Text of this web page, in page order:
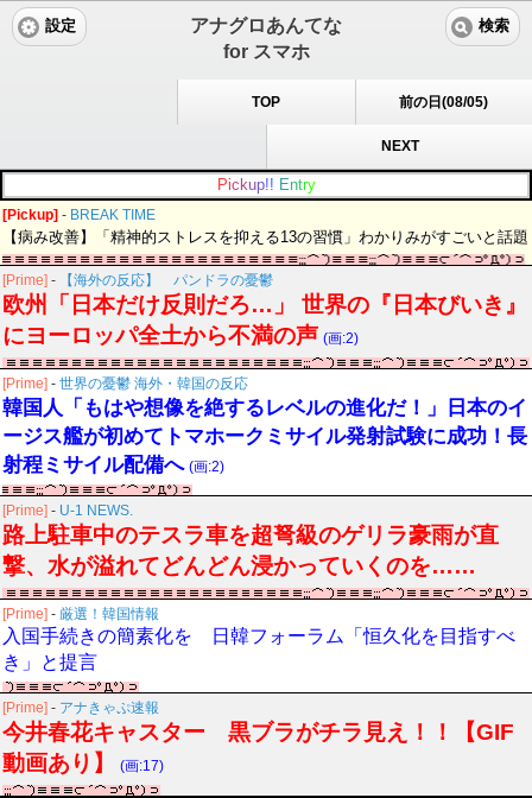
アナグロあんてな
for スマホ
設定 検索
TOP 前の日(08/05)
NEXT
Pic kup!! Entry
[Pickup] - BREAK TIME
【病み改善】「精神的ストレスを抑える13の習慣」わかりみがすごいと話題
[Prime] - 【海外の反応】 パンドラの憂鬱
欧州「日本だけ反則だろ…」 世界の『日本びいき』
にヨーロッパ全土から不満の声 (画:2)
[Prime] - 世界の憂鬱 海外・韓国の反応
韓国人「もはや想像を絶するレベルの進化だ！」日本のイ
ージス艦が初めてトマホークミサイル発射試験に成功！長
射程ミサイル配備へ (画:2)
[Prime] - U-1 NEWS.
路上駐車中のテスラ車を超弩級のゲリラ豪雨が直
撃、水が溢れてどんどん浸かっていくのを……
[Prime] - 厳選！韓国情報
入国手続きの簡素化を 日韓フォーラム「恒久化を目指すべ
き」と提言
[Prime] - アナきゃぷ速報
今井春花キャスター 黒ブラがチラ見え！！【GIF
動画あり】
(画:17)